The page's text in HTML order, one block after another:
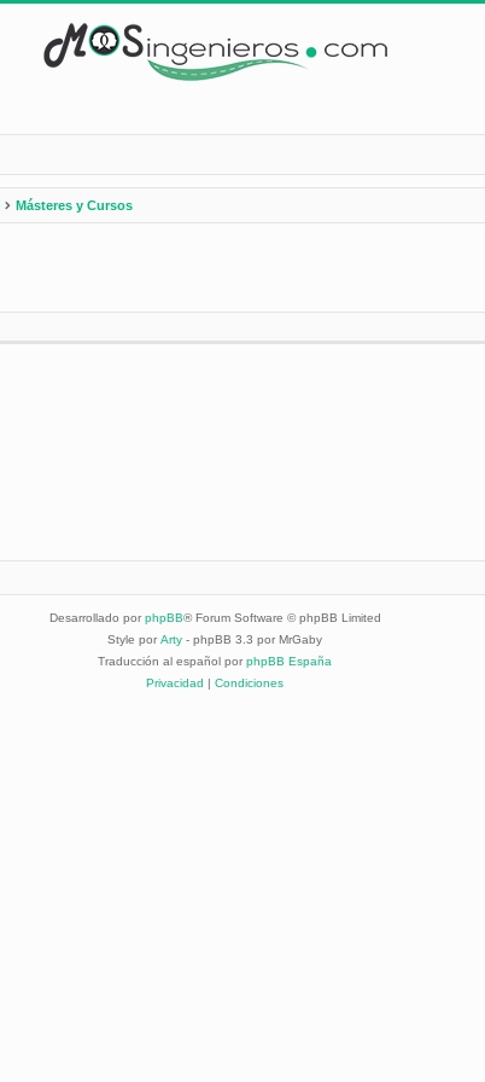
Másteres y Cursos
Desarrollado por phpBB® Forum Software © phpBB Limited
Style por Arty - phpBB 3.3 por MrGaby
Traducción al español por phpBB España
Privacidad | Condiciones